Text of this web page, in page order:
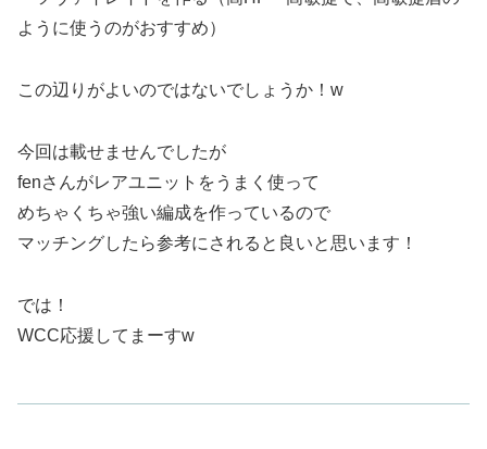
ように使うのがおすすめ）
この辺りがよいのではないでしょうか！w
今回は載せませんでしたが
fenさんがレアユニットをうまく使って
めちゃくちゃ強い編成を作っているので
マッチングしたら参考にされると良いと思います！
では！
WCC応援してまーすw